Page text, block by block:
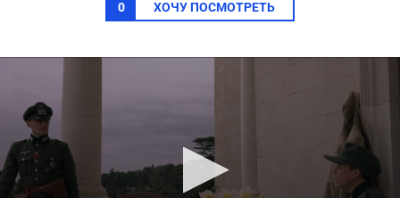
0 ХОЧУ ПОСМОТРЕТЬ
0
seconds